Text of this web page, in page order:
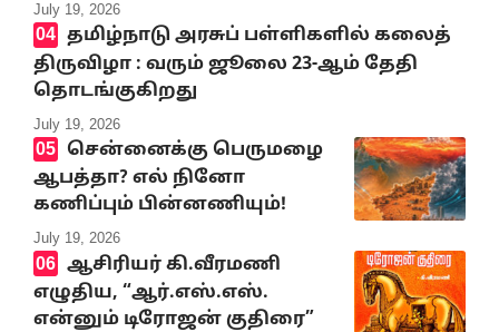
July 19, 2026
தமிழ்நாடு அரசுப் பள்ளிகளில் கலைத்
திருவிழா : வரும் ஜூலை 23-ஆம் தேதி
தொடங்குகிறது
July 19, 2026
சென்னைக்கு பெருமழை
ஆபத்தா? எல் நினோ
கணிப்பும் பின்னணியும்!
July 19, 2026
ஆசிரியர் கி.வீரமணி
எழுதிய, “ஆர்.எஸ்.எஸ்.
என்னும் டிரோஜன் குதிரை”